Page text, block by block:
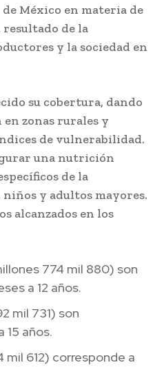
México en materia de
de la
y la sociedad en
su cobertura, dando
zonas rurales y
de vulnerabilidad.
una nutrición
de la
y adultos mayores.
alcanzados en los
774 mil 880) son
a 12 años.
mil 731) son
15 años.
mil 612) corresponde a